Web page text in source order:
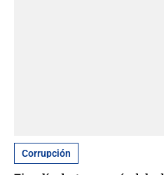
Corrupción